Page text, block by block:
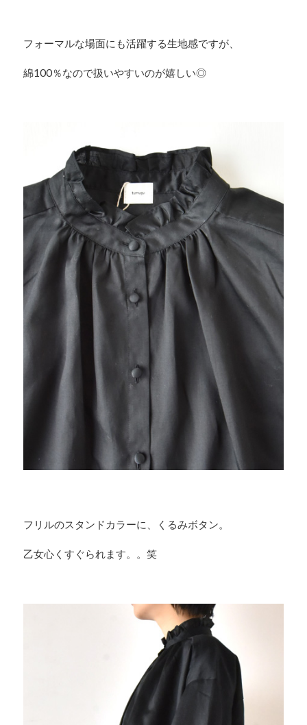
フォーマルな場面にも活躍する生地感ですが、
綿100％なので扱いやすいのが嬉しい◎
フリルのスタンドカラーに、くるみボタン。
乙女心くすぐられます。。笑